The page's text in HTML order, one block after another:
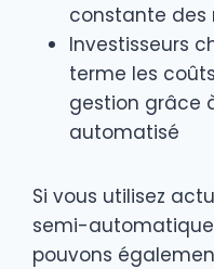
constante des
Investisseurs
terme les
gestion grâce
automatisé
Si vous utilisez
semi-
pouvons